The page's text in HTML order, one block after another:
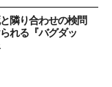
隣り合わせの検問
れる『バグダッ